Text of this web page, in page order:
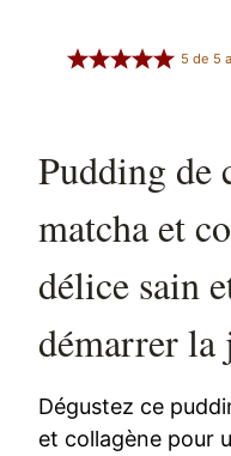
5 de 5
Pudding de
matcha et
délice sain
démarrer la
Dégustez ce
et collagène pour